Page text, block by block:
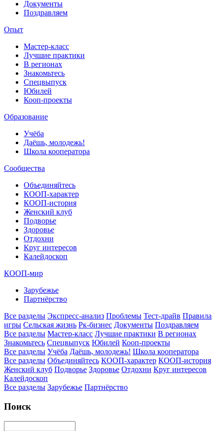
Документы
Поздравляем
Опыт
Мастер-класс
Лучшие практики
В регионах
Знакомьтесь
Спецвыпуск
Юбилей
Кооп-проекты
Образование
Учёба
Даёшь, молодежь!
Школа кооператора
Сообщества
Объединяйтесь
КООП-характер
КООП-история
Женский клуб
Подворье
Здоровье
Отдохни
Круг интересов
Калейдоскоп
КООП-мир
Зарубежье
Партнёрство
Все разделы Экспресс-анализ Проблемы Тест-драйв Правила
игры Сельская жизнь Рк-бизнес Документы Поздравляем
Все разделы Мастер-класс Лучшие практики В регионах
Знакомьтесь Спецвыпуск Юбилей Кооп-проекты
Все разделы Учёба Даёшь, молодежь! Школа кооператора
Все разделы Объединяйтесь КООП-характер КООП-история
Женский клуб Подворье Здоровье Отдохни Круг интересов
Калейдоскоп
Все разделы Зарубежье Партнёрство
Поиск